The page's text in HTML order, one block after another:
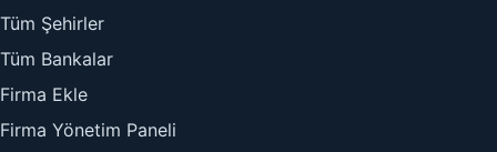
Tüm Şehirler
Tüm Bankalar
Firma Ekle
Firma Yönetim Paneli